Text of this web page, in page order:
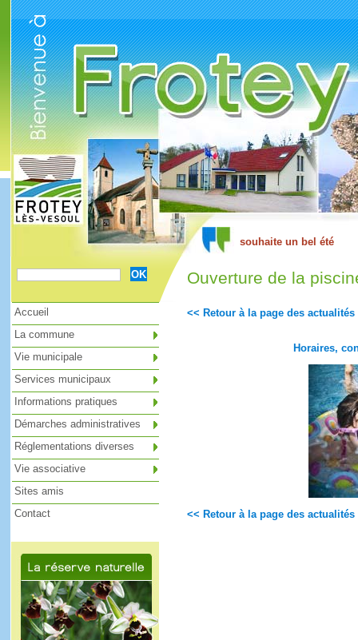
Ouverture de la
<< Retour à la page des actualités
Horaires,
<< Retour à la page des actualités
Accueil
La commune
Vie municipale
Services municipaux
Informations pratiques
Démarches administratives
Réglementations diverses
Vie associative
Sites amis
Contact
Cookies management panel